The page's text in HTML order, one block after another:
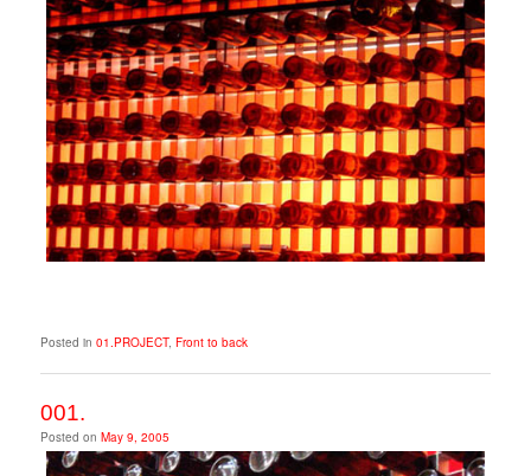
Posted in 01.PROJECT,Front to back
001.
Posted onMay 9, 2005